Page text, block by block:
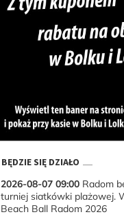
BĘDZIE SIĘ DZIAŁO
2026-08-07 09:00Radom
turniej siatkówki plażowej.
Beach Ball Radom 2026